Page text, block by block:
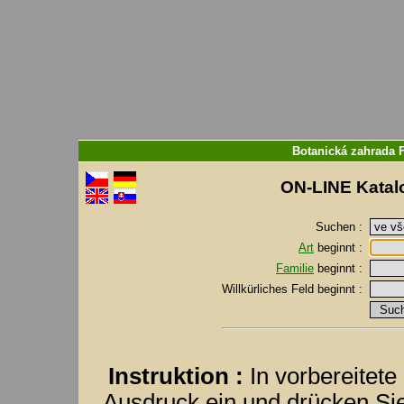
Botanická zahrada
ON-LINE
Suchen :
Art beginnt :
Familie beginnt :
Willkürliches Feld beginnt :
Instruktion : In